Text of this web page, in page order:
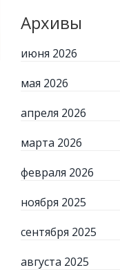
Архивы
июня 2026
мая 2026
апреля 2026
марта 2026
февраля 2026
ноября 2025
сентября 2025
августа 2025